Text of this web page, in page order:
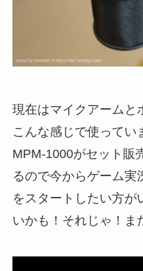
現在はマイクアームと
こんな感じで使ってい
MPM-1000がセット販
るので今からゲーム実
をスタートしたい方が
いかも！それじゃ！ま